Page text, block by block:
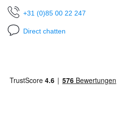
+31 (0)85 00 22 247
Direct chatten